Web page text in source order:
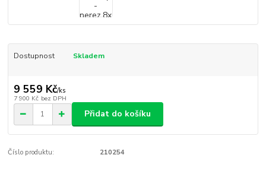
Dostupnost Skladem
9 559 Kč/ks
7 900 Kč bez DPH
Přidat do košíku
Číslo produktu: 210254